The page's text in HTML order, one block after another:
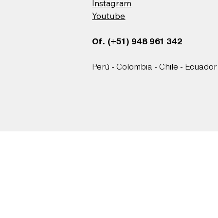
Instagram
Youtube
Of. (+51) 948 961 342
Perú - Colombia - Chile -